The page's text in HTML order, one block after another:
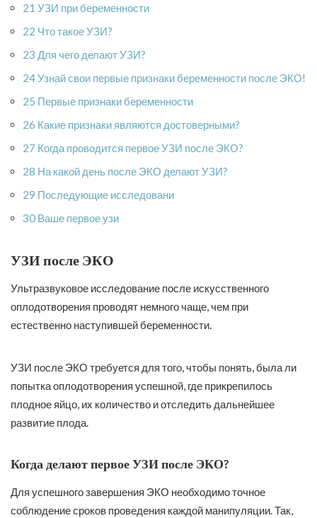
21 УЗИ при беременности
22 Что такое УЗИ?
23 Для чего делают УЗИ?
24 Узнай свои первые признаки беременности после ЭКО!
25 Первые признаки беременности
26 Какие признаки являются достоверными?
27 Когда проводится первое УЗИ после ЭКО?
28 На какой день после ЭКО делают УЗИ?
29 Последующие исследовани
30 Ваше первое узи
УЗИ после ЭКО
Ультразвуковое исследование после искусственного
оплодотворения проводят немного чаще, чем при
естественно наступившей беременности.
УЗИ после ЭКО требуется для того, чтобы понять, была ли
попытка оплодотворения успешной, где прикрепилось
плодное яйцо, их количество и отследить дальнейшее
развитие плода.
Когда делают первое УЗИ после ЭКО?
Для успешного завершения ЭКО необходимо точное
соблюдение сроков проведения каждой манипуляции. Так,